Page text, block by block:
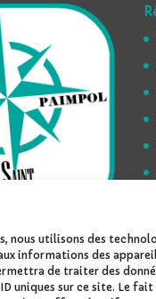
nous utilisons des
informations des
de traiter des
uniques sur ce site. Le fait
Themes| Propulsé